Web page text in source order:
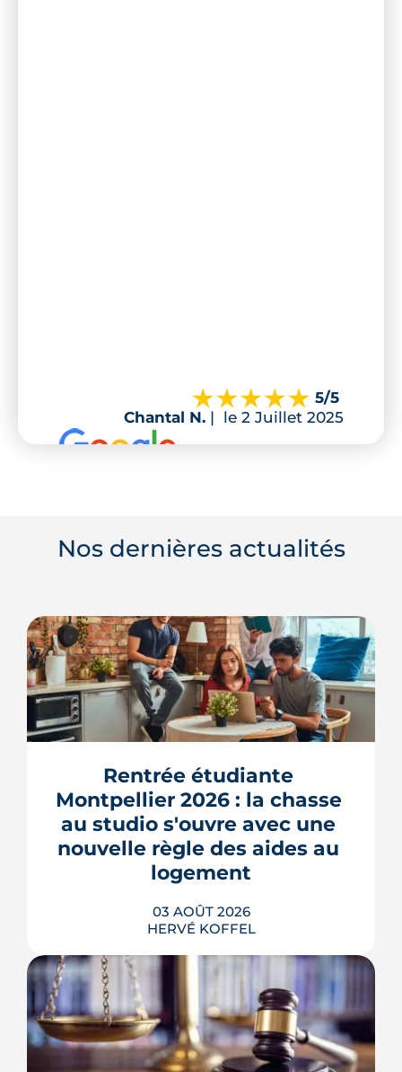
5/5
Chantal N. | le 2 Juillet 2025
Nos dernières actualités
Rentrée étudiante
Montpellier 2026 : la chasse
au studio s'ouvre avec une
nouvelle règle des aides au
logement
03 AOÛT 2026
HERVÉ KOFFEL
Se loger à Montpellier pour la rentrée
2026 tient de la course de vitesse, sur